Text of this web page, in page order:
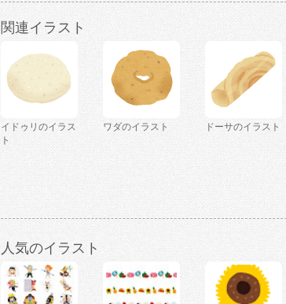
関連イラスト
イドゥリのイラス
ト
ワダのイラスト ドーサのイラスト
人気のイラスト